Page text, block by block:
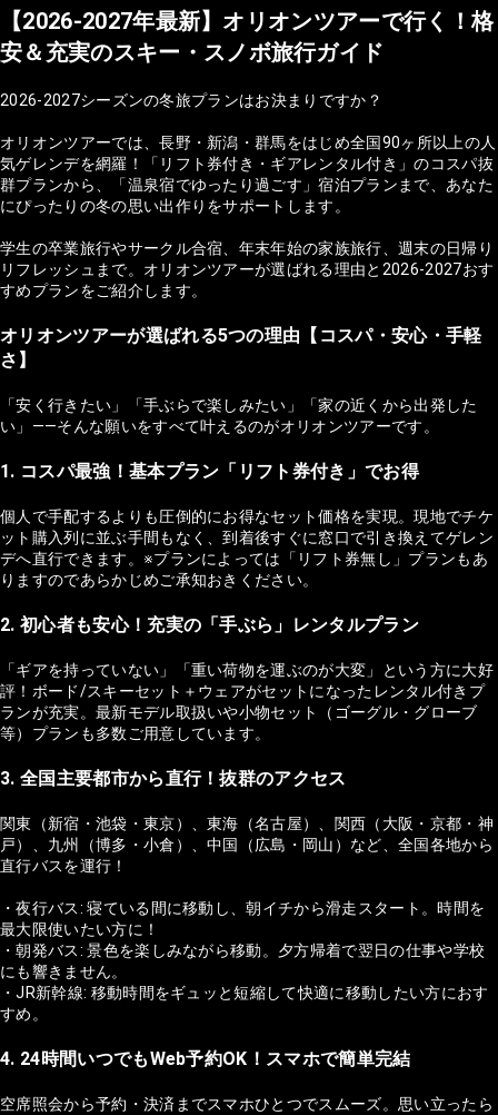
【2026-2027年最新】オリオンツアーで行く！格
安＆充実のスキー・スノボ旅行ガイド
2026-2027シーズンの冬旅プランはお決まりですか？
オリオンツアーでは、長野・新潟・群馬をはじめ全国90ヶ所以上の人
気ゲレンデを網羅！「リフト券付き・ギアレンタル付き」のコスパ抜
群プランから、「温泉宿でゆったり過ごす」宿泊プランまで、あなた
にぴったりの冬の思い出作りをサポートします。
学生の卒業旅行やサークル合宿、年末年始の家族旅行、週末の日帰り
リフレッシュまで。オリオンツアーが選ばれる理由と2026-2027おす
すめプランをご紹介します。
オリオンツアーが選ばれる5つの理由【コスパ・安心・手軽
さ】
「安く行きたい」「手ぶらで楽しみたい」「家の近くから出発した
い」——そんな願いをすべて叶えるのがオリオンツアーです。
1. コスパ最強！基本プラン「リフト券付き」でお得
個人で手配するよりも圧倒的にお得なセット価格を実現。現地でチケ
ット購入列に並ぶ手間もなく、到着後すぐに窓口で引き換えてゲレン
デへ直行できます。※プランによっては「リフト券無し」プランもあ
りますのであらかじめご承知おきください。
2. 初心者も安心！充実の「手ぶら」レンタルプラン
「ギアを持っていない」「重い荷物を運ぶのが大変」という方に大好
評！ボード/スキーセット＋ウェアがセットになったレンタル付きプ
ランが充実。最新モデル取扱いや小物セット（ゴーグル・グローブ
等）プランも多数ご用意しています。
3. 全国主要都市から直行！抜群のアクセス
関東（新宿・池袋・東京）、東海（名古屋）、関西（大阪・京都・神
戸）、九州（博多・小倉）、中国（広島・岡山）など、全国各地から
直行バスを運行！
・夜行バス: 寝ている間に移動し、朝イチから滑走スタート。時間を
最大限使いたい方に！
・朝発バス: 景色を楽しみながら移動。夕方帰着で翌日の仕事や学校
にも響きません。
・JR新幹線: 移動時間をギュッと短縮して快適に移動したい方におす
すめ。
4. 24時間いつでもWeb予約OK！スマホで簡単完結
空席照会から予約・決済までスマホひとつでスムーズ。思い立ったら